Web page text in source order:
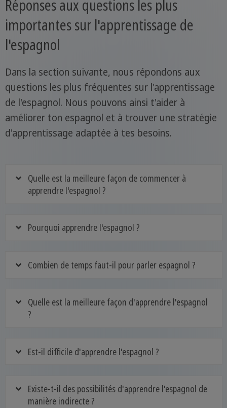
Réponses aux questions les plus
importantes sur l'apprentissage de
l'espagnol
Dans la section suivante, nous répondons aux
questions les plus fréquentes sur l'apprentissage
de l'espagnol. Nous pouvons ainsi t'aider à
améliorer ton espagnol et à trouver une stratégie
d'apprentissage adaptée à tes besoins.
Quelle est la meilleure façon de commencer à
apprendre l'espagnol ?
Pourquoi apprendre l'espagnol ?
Combien de temps faut-il pour parler espagnol ?
Quelle est la meilleure façon d'apprendre l'espagnol
?
Est-il difficile d'apprendre l'espagnol ?
Existe-t-il des possibilités d'apprendre l'espagnol de
manière indirecte ?